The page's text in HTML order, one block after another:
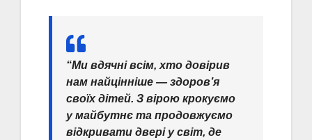
“Ми вдячні всім, хто довірив
нам найцінніше — здоров’я
своїх дітей. З вірою крокуємо
у майбутнє та продовжуємо
відкривати двері у світ, де